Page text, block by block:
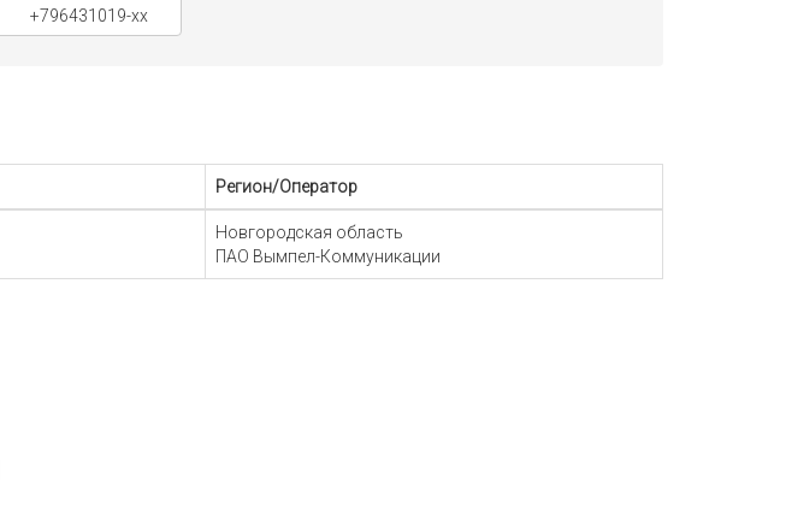
+796431019-xx
Регион/Оператор
Новгородская область
ПАО Вымпел-Коммуникации